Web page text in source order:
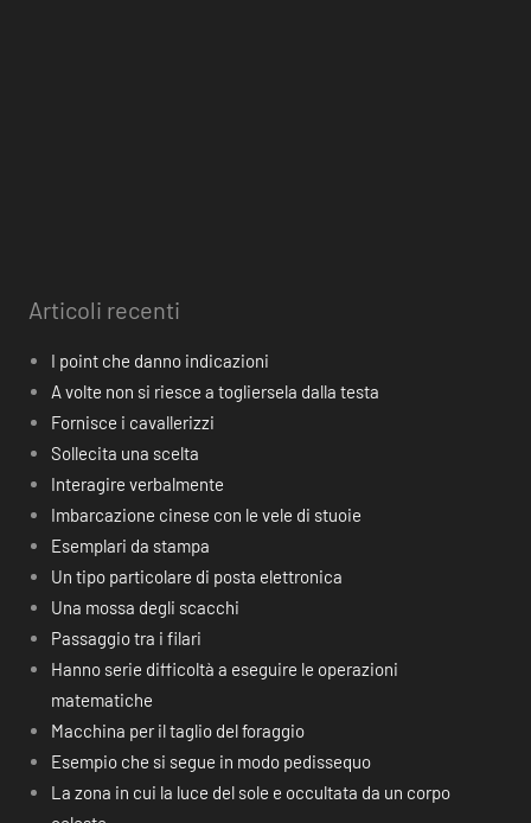
Articoli recenti
I point che danno indicazioni
A volte non si riesce a togliersela dalla testa
Fornisce i cavallerizzi
Sollecita una scelta
Interagire verbalmente
Imbarcazione cinese con le vele di stuoie
Esemplari da stampa
Un tipo particolare di posta elettronica
Una mossa degli scacchi
Passaggio tra i filari
Hanno serie difficoltà a eseguire le operazioni
matematiche
Macchina per il taglio del foraggio
Esempio che si segue in modo pedissequo
La zona in cui la luce del sole e occultata da un corpo